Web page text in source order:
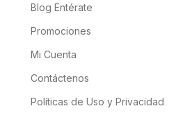
Blog Entérate
Promociones
Mi Cuenta
Contáctenos
Políticas de Uso y Privacidad